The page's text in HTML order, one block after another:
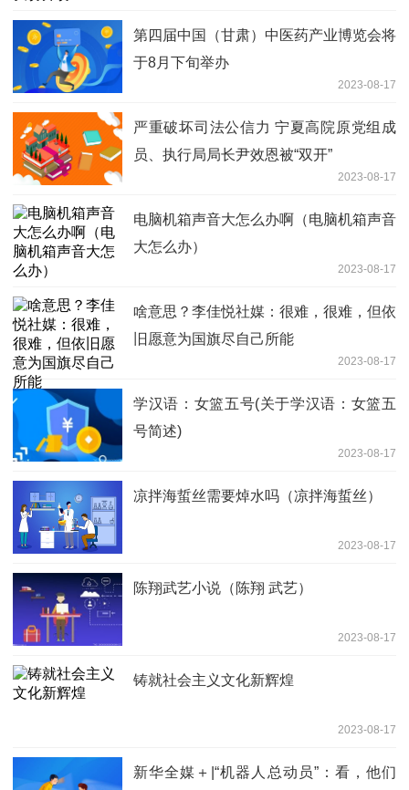
第四届中国（甘肃）中医药产业博览会将
于8月下旬举办
2023-08-17
严重破坏司法公信力 宁夏高院原党组成
员、执行局局长尹效恩被“双开”
2023-08-17
电脑机箱声音大怎么办啊（电脑机箱声音
大怎么办）
2023-08-17
啥意思？李佳悦社媒：很难，很难，但依
旧愿意为国旗尽自己所能
2023-08-17
学汉语：女篮五号(关于学汉语：女篮五
号简述)
2023-08-17
凉拌海蜇丝需要焯水吗（凉拌海蜇丝）
2023-08-17
陈翔武艺小说（陈翔 武艺）
2023-08-17
铸就社会主义文化新辉煌
2023-08-17
新华全媒＋|“机器人总动员”：看，他们